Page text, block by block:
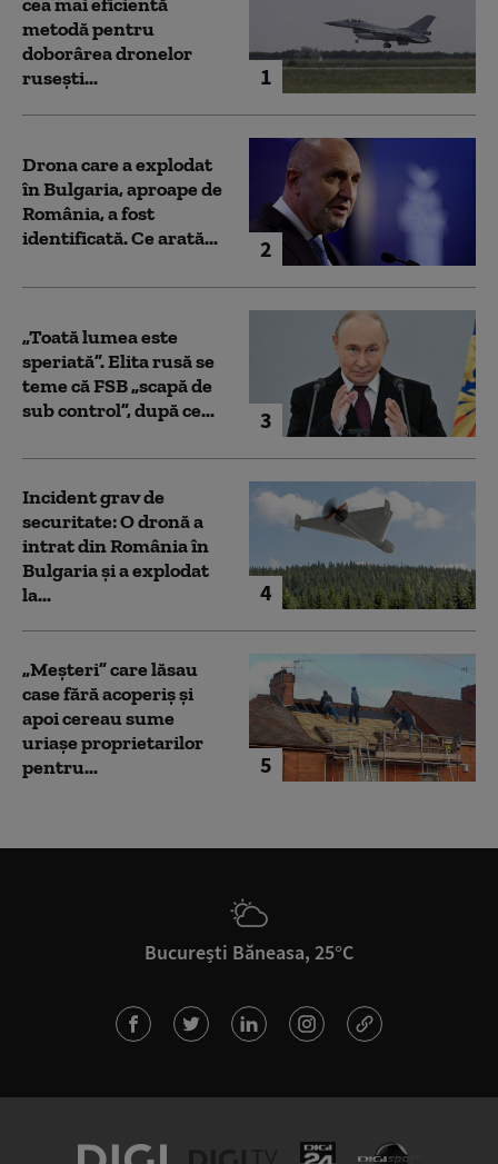
1
metodă pentru
doborârea dronelor
rusești...
2
Drona care a explodat
în Bulgaria, aproape de
România, a fost
identificată. Ce arată...
3
„Toată lumea este
speriată”. Elita rusă se
teme că FSB „scapă de
sub control”, după ce...
4
Incident grav de
securitate: O dronă a
intrat din România în
Bulgaria şi a explodat
la...
5
„Meșteri” care lăsau
case fără acoperiș și
apoi cereau sume
uriașe proprietarilor
pentru...
București Băneasa, 25°C